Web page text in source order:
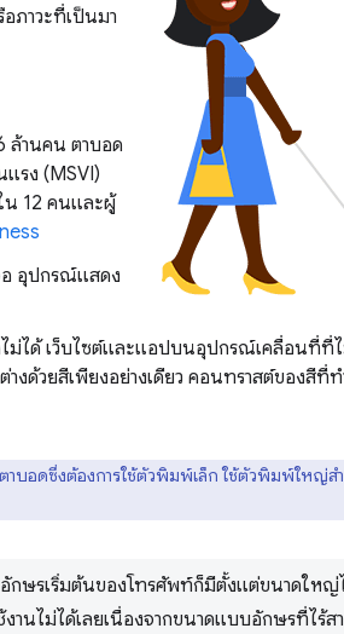
อภาวะที่เป็นมา
ล้านคน ตาบอด
รง (MSVI)
น 12 คนและผู้
อ อุปกรณ์แสดง
ได้ เว็บไซต์และแอปบนอุปกรณ์เคลื่อนที่ที่
ด้วยสีเพียงอย่างเดียว คอนทราสต์ของสีที่ท
าบอดซึ่งต้องการใช้ตัวพิมพ์เล็ก ใช้ตัวพิมพ์ใหญ่
อักษรเริ่มต้นของโทรศัพท์ก็มีตั้งแต่ขนาดให
ไม่ได้เลยเนื่องจากขนาดแบบอักษรที่ไร้สา